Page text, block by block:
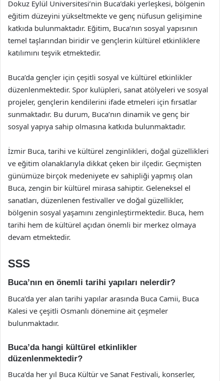
Dokuz Eylül Üniversitesi’nin Buca’daki yerleşkesi, bölgenin
eğitim düzeyini yükseltmekte ve genç nüfusun gelişimine
katkıda bulunmaktadır. Eğitim, Buca’nın sosyal yapısının
temel taşlarından biridir ve gençlerin kültürel etkinliklere
katılımını teşvik etmektedir.
Buca’da gençler için çeşitli sosyal ve kültürel etkinlikler
düzenlenmektedir. Spor kulüpleri, sanat atölyeleri ve sosyal
projeler, gençlerin kendilerini ifade etmeleri için fırsatlar
sunmaktadır. Bu durum, Buca’nın dinamik ve genç bir
sosyal yapıya sahip olmasına katkıda bulunmaktadır.
İzmir Buca, tarihi ve kültürel zenginlikleri, doğal güzellikleri
ve eğitim olanaklarıyla dikkat çeken bir ilçedir. Geçmişten
günümüze birçok medeniyete ev sahipliği yapmış olan
Buca, zengin bir kültürel mirasa sahiptir. Geleneksel el
sanatları, düzenlenen festivaller ve doğal güzellikler,
bölgenin sosyal yaşamını zenginleştirmektedir. Buca, hem
tarihi hem de kültürel açıdan önemli bir merkez olmaya
devam etmektedir.
SSS
Buca’nın en önemli tarihi yapıları nelerdir?
Buca’da yer alan tarihi yapılar arasında Buca Camii, Buca
Kalesi ve çeşitli Osmanlı dönemine ait çeşmeler
bulunmaktadır.
Buca’da hangi kültürel etkinlikler
düzenlenmektedir?
Buca’da her yıl Buca Kültür ve Sanat Festivali, konserler,